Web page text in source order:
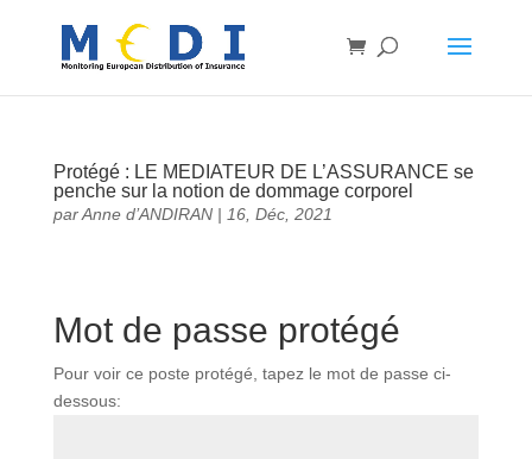
Protégé : LE MEDIATEUR DE L’ASSURANCE se
penche sur la notion de dommage corporel
parAnne d’ANDIRAN| 16, Déc, 2021
Mot de passe protégé
Pour voir ce poste protégé, tapez le mot de passe ci-
dessous: